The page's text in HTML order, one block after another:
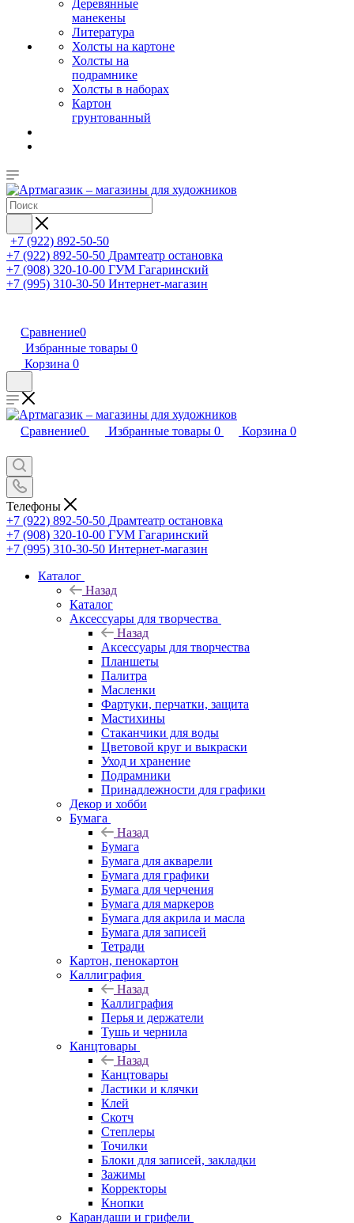
Деревянные
манекены
Литература
Холсты на картоне
Холсты на
подрамнике
Холсты в наборах
Картон
грунтованный
+7 (922) 892-50-50
+7 (922) 892-50-50 Драмтеатр остановка
+7 (908) 320-10-00 ГУМ Гагаринский
+7 (995) 310-30-50 Интернет-магазин
Сравнение0
Избранные товары 0
Корзина 0
Сравнение0 Избранные товары 0 Корзина 0
Телефоны
+7 (922) 892-50-50 Драмтеатр остановка
+7 (908) 320-10-00 ГУМ Гагаринский
+7 (995) 310-30-50 Интернет-магазин
Каталог
Назад
Каталог
Аксессуары для творчества
Назад
Аксессуары для творчества
Планшеты
Палитра
Масленки
Фартуки, перчатки, защита
Мастихины
Стаканчики для воды
Цветовой круг и выкраски
Уход и хранение
Подрамники
Принадлежности для графики
Декор и хобби
Бумага
Назад
Бумага
Бумага для акварели
Бумага для графики
Бумага для черчения
Бумага для маркеров
Бумага для акрила и масла
Бумага для записей
Тетради
Картон, пенокартон
Каллиграфия
Назад
Каллиграфия
Перья и держатели
Тушь и чернила
Канцтовары
Назад
Канцтовары
Ластики и клячки
Клей
Скотч
Степлеры
Точилки
Блоки для записей, закладки
Зажимы
Корректоры
Кнопки
Карандаши и грифели